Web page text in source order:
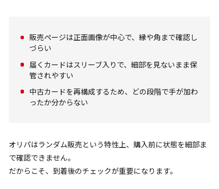
販売ページは正面画像が中心で、縁や角まで確認し
づらい
届くカードはスリーブ入りで、細部を見ないまま保
管されやすい
中古カードを再構成するため、どの段階で手が加わ
ったか分からない
オリパはランダム販売という特性上、購入前に状態を細部ま
で確認できません。
だからこそ、到着後のチェックが重要になります。